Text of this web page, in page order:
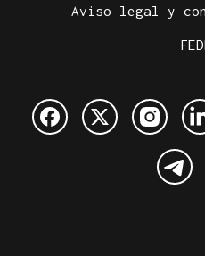
Aviso legal y